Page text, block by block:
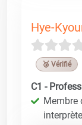
Hye-
🥉 Vérifié
C1 -
Membre